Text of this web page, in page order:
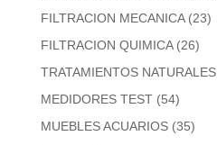
FILTRACION MECANICA (23)
FILTRACION QUIMICA (26)
TRATAMIENTOS NATURALES
MEDIDORES TEST (54)
MUEBLES ACUARIOS (35)